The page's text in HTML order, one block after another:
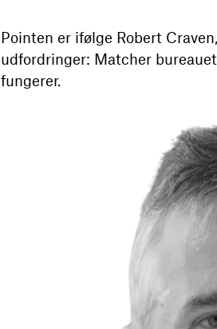
Pointen er ifølge Robert
udfordringer: Matcher
fungerer.